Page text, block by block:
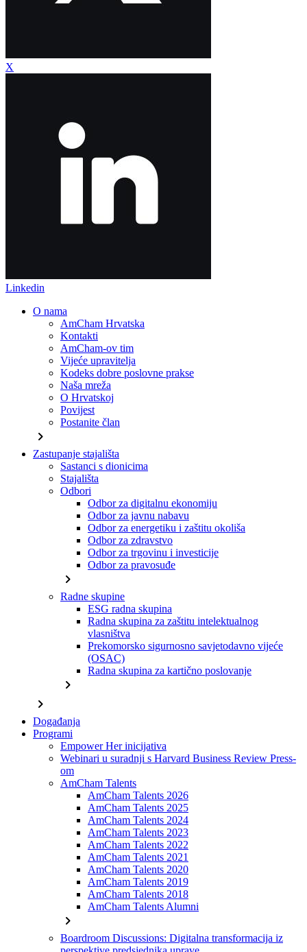
X
Linkedin
O nama
AmCham Hrvatska
Kontakti
AmCham-ov tim
Vijeće upravitelja
Kodeks dobre poslovne prakse
Naša mreža
O Hrvatskoj
Povijest
Postanite član
chevron_right
Zastupanje stajališta
Sastanci s dionicima
Stajališta
Odbori
Odbor za digitalnu ekonomiju
Odbor za javnu nabavu
Odbor za energetiku i zaštitu okoliša
Odbor za zdravstvo
Odbor za trgovinu i investicije
Odbor za pravosuđe
chevron_right
Radne skupine
ESG radna skupina
Radna skupina za zaštitu intelektualnog
vlasništva
Prekomorsko sigurnosno savjetodavno vijeće
(OSAC)
Radna skupina za kartično poslovanje
chevron_right
chevron_right
Događanja
Programi
Empower Her inicijativa
Webinari u suradnji s Harvard Business Review Press-
om
AmCham Talents
AmCham Talents 2026
AmCham Talents 2025
AmCham Talents 2024
AmCham Talents 2023
AmCham Talents 2022
AmCham Talents 2021
AmCham Talents 2020
AmCham Talents 2019
AmCham Talents 2018
AmCham Talents Alumni
chevron_right
Boardroom Discussions: Digitalna transformacija iz